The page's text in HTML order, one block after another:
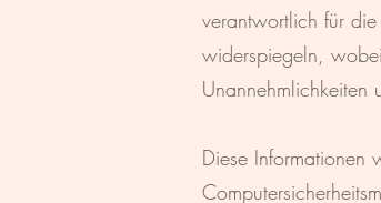
verantwortlich für
widerspiegeln,
Unannehmlichkeiten
Diese Informationen